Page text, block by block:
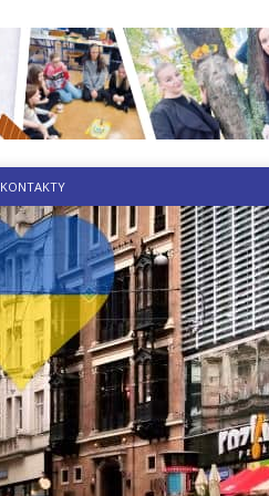
KONTAKTY